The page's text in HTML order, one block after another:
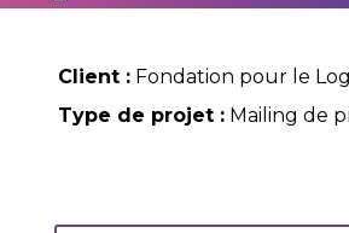
Client :Fondation pour le
Type de projet :Mailing de